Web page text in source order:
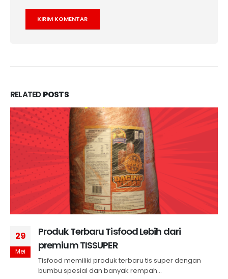
RELATEDPOSTS
29
Mei
Produk Terbaru Tisfood Lebih dari
premium TISSUPER
Tisfood memiliki produk terbaru tis super dengan
bumbu spesial dan banyak rempah...